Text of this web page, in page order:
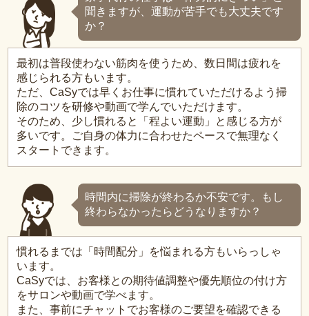
聞きますが、運動が苦手でも大丈夫です
か？
最初は普段使わない筋肉を使うため、数日間は疲れを
感じられる方もいます。
ただ、CaSyでは早くお仕事に慣れていただけるよう掃
除のコツを研修や動画で学んでいただけます。
そのため、少し慣れると「程よい運動」と感じる方が
多いです。ご自身の体力に合わせたペースで無理なく
スタートできます。
時間内に掃除が終わるか不安です。もし
終わらなかったらどうなりますか？
慣れるまでは「時間配分」を悩まれる方もいらっしゃ
います。
CaSyでは、お客様との期待値調整や優先順位の付け方
をサロンや動画で学べます。
また、事前にチャットでお客様のご要望を確認できる